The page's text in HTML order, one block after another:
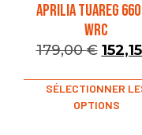
APRILIA TUAREG
WRC
179,00€ 152,15
SÉLECTIONNER
OPTIONS